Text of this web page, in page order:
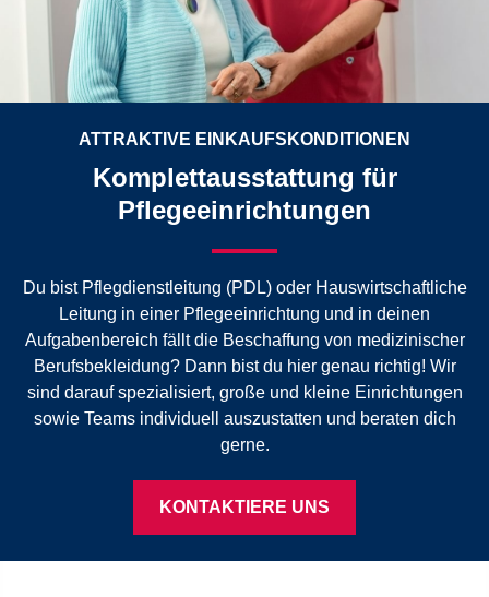
ATTRAKTIVE EINKAUFSKONDITIONEN
Komplettausstattung für
Pflegeeinrichtungen
Du bist Pflegdienstleitung (PDL) oder Hauswirtschaftliche
Leitung in einer Pflegeeinrichtung und in deinen
Aufgabenbereich fällt die Beschaffung von medizinischer
Berufsbekleidung? Dann bist du hier genau richtig! Wir
sind darauf spezialisiert, große und kleine Einrichtungen
sowie Teams individuell auszustatten und beraten dich
gerne.
KONTAKTIERE UNS